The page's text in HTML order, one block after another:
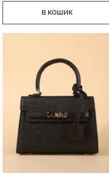
В КОШИК